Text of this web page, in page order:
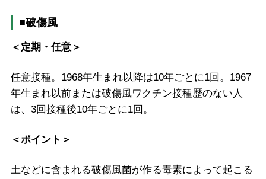
■破傷風
＜定期・任意＞
任意接種。1968年生まれ以降は10年ごとに1回。1967
年生まれ以前または破傷風ワクチン接種歴のない人
は、3回接種後10年ごとに1回。
＜ポイント＞
土などに含まれる破傷風菌が作る毒素によって起こる